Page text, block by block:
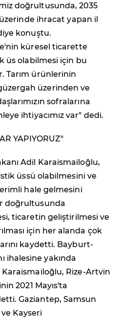
doğrultusunda, 2035
ihracat yapan il
konuştu.
küresel ticarette
üs olabilmesi için bu
Tarım ürünlerinin
üzerinden ve
sofralarına
ihtiyacımız var" dedi.
YAPIYORUZ"
Adil Karaismailoğlu,
üssü olabilmesini ve
hale gelmesini
doğrultusunda
ticaretin geliştirilmesi ve
için her alanda çok
kaydetti. Bayburt-
ihalesine yakında
Karaismailoğlu, Rize-Artvin
2021 Mayıs'ta
Gaziantep, Samsun
Kayseri